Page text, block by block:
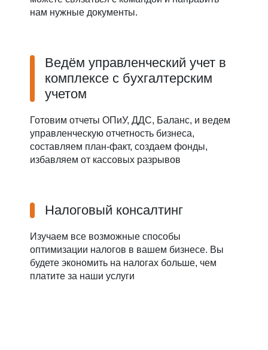
нам нужные документы.
Ведём управленческий учет в
комплексе с бухгалтерским
учетом
Готовим отчеты ОПиУ, ДДС, Баланс, и ведем
управленческую отчетность бизнеса,
составляем план-факт, создаем фонды,
избавляем от кассовых разрывов
Налоговый консалтинг
Изучаем все возможные способы
оптимизации налогов в вашем бизнесе. Вы
будете экономить на налогах больше, чем
платите за наши услуги